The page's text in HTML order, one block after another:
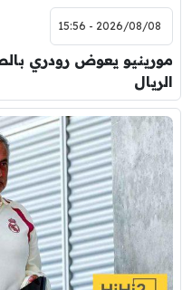
2026/08/08 - 15:56
مورينيو يعوض رودري
الريال